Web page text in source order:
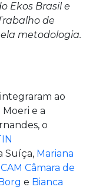
Ekos Brasil e
de
metodologia.
ao
Moeri e a
o
Suíça, Mariana
Câmara de
e Bianca